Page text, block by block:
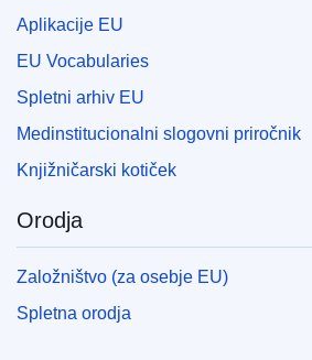
Aplikacije EU
EU Vocabularies
Spletni arhiv EU
Medinstitucionalni slogovni priročnik
Knjižničarski kotiček
Orodja
Založništvo (za osebje EU)
Spletna orodja